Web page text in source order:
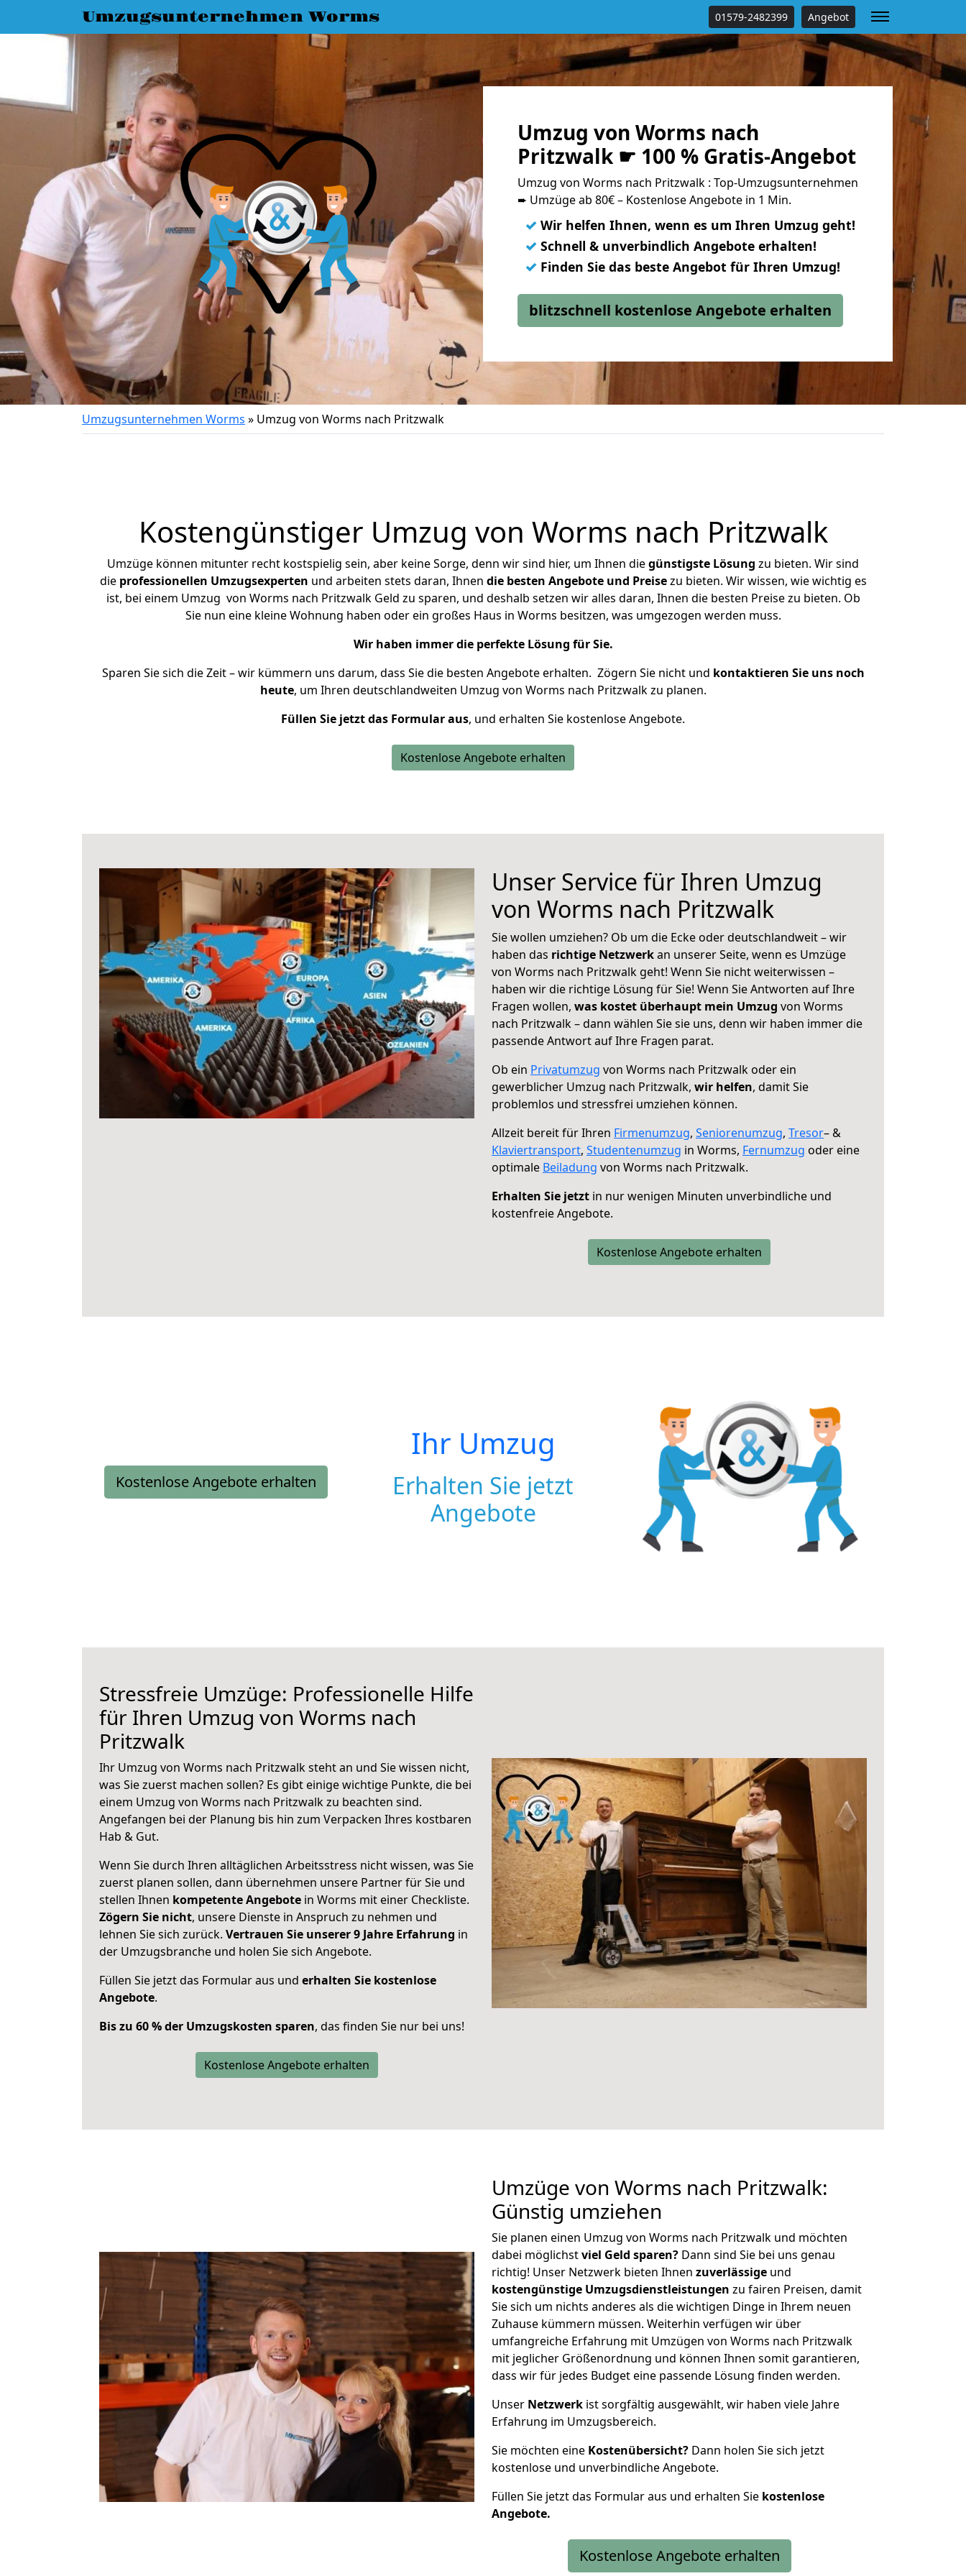
Umzugsunternehmen Worms 01579-2482399 Angebot
Umzug von Worms nach
Pritzwalk ☛ 100 % Gratis-Angebot
Umzug von Worms nach Pritzwalk : Top-Umzugsunternehmen
➨ Umzüge ab 80€ – Kostenlose Angebote in 1 Min.
✓ Wir helfen Ihnen, wenn es um Ihren Umzug geht!
✓ Schnell & unverbindlich Angebote erhalten!
✓ Finden Sie das beste Angebot für Ihren Umzug!
blitzschnell kostenlose Angebote erhalten
Umzugsunternehmen Worms » Umzug von Worms nach Pritzwalk
Kostengünstiger Umzug von Worms nach Pritzwalk
Umzüge können mitunter recht kostspielig sein, aber keine Sorge, denn wir sind hier, um Ihnen diegünstigste Lösung zu bieten. Wir sind
die professionellen Umzugsexperten und arbeiten stets daran, Ihnen die besten Angebote und Preisezu bieten. Wir wissen, wie wichtig es
ist, bei einem Umzug von Worms nach Pritzwalk Geld zu sparen, und deshalb setzen wir alles daran, Ihnen die besten Preise zu bieten. Ob
Sie nun eine kleine Wohnung haben oder ein großes Haus in Worms besitzen, was umgezogen werden muss.
Wir haben immer die perfekte Lösung für Sie.
Sparen Sie sich die Zeit – wir kümmern uns darum, dass Sie die besten Angebote erhalten. Zögern Sie nicht und kontaktieren Sie uns noch
heute, um Ihren deutschlandweiten Umzug von Worms nach Pritzwalk zu planen.
Füllen Sie jetzt das Formular aus, und erhalten Sie kostenlose Angebote.
Kostenlose Angebote erhalten
Unser Service für Ihren Umzug
von Worms nach Pritzwalk
Sie wollen umziehen? Ob um die Ecke oder deutschlandweit – wir
haben das richtige Netzwerkan unserer Seite, wenn es Umzüge
von Worms nach Pritzwalk geht! Wenn Sie nicht weiterwissen –
haben wir die richtige Lösung für Sie! Wenn Sie Antworten auf Ihre
Fragen wollen, was kostet überhaupt mein Umzug von Worms
nach Pritzwalk – dann wählen Sie sie uns, denn wir haben immer die
passende Antwort auf Ihre Fragen parat.
Ob ein Privatumzug von Worms nach Pritzwalk oder ein
gewerblicher Umzug nach Pritzwalk, wir helfen, damit Sie
problemlos und stressfrei umziehen können.
Allzeit bereit für Ihren Firmenumzug, Seniorenumzug, Tresor– &
Klaviertransport, Studentenumzug in Worms, Fernumzug oder eine
optimale Beiladung von Worms nach Pritzwalk.
Erhalten Sie jetzt in nur wenigen Minuten unverbindliche und
kostenfreie Angebote.
Kostenlose Angebote erhalten
Kostenlose Angebote erhalten
Ihr Umzug
Erhalten Sie jetzt
Angebote
Stressfreie Umzüge: Professionelle Hilfe
für Ihren Umzug von Worms nach
Pritzwalk
Ihr Umzug von Worms nach Pritzwalk steht an und Sie wissen nicht,
was Sie zuerst machen sollen? Es gibt einige wichtige Punkte, die bei
einem Umzug von Worms nach Pritzwalk zu beachten sind.
Angefangen bei der Planung bis hin zum Verpacken Ihres kostbaren
Hab & Gut.
Wenn Sie durch Ihren alltäglichen Arbeitsstress nicht wissen, was Sie
zuerst planen sollen, dann übernehmen unsere Partner für Sie und
stellen Ihnen kompetente Angebote in Worms mit einer Checkliste.
Zögern Sie nicht, unsere Dienste in Anspruch zu nehmen und
lehnen Sie sich zurück. Vertrauen Sie unserer 9 Jahre Erfahrung in
der Umzugsbranche und holen Sie sich Angebote.
Füllen Sie jetzt das Formular aus und erhalten Sie kostenlose
Angebote.
Bis zu 60 % der Umzugskosten sparen, das finden Sie nur bei uns!
Kostenlose Angebote erhalten
Umzüge von Worms nach Pritzwalk:
Günstig umziehen
Sie planen einen Umzug von Worms nach Pritzwalk und möchten
dabei möglichstviel Geld sparen? Dann sind Sie bei uns genau
richtig! Unser Netzwerk bieten Ihnen zuverlässige und
kostengünstige Umzugsdienstleistungen zu fairen Preisen, damit
Sie sich um nichts anderes als die wichtigen Dinge in Ihrem neuen
Zuhause kümmern müssen. Weiterhin verfügen wir über
umfangreiche Erfahrung mit Umzügen von Worms nach Pritzwalk
mit jeglicher Größenordnung und können Ihnen somit garantieren,
dass wir für jedes Budget eine passende Lösung finden werden.
Unser Netzwerk ist sorgfältig ausgewählt, wir haben viele Jahre
Erfahrung im Umzugsbereich.
Sie möchten eine Kostenübersicht? Dann holen Sie sich jetzt
kostenlose und unverbindliche Angebote.
Füllen Sie jetzt das Formular aus und erhalten Sie kostenlose
Angebote.
Kostenlose Angebote erhalten